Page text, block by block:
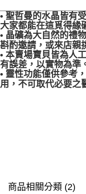
• 聖哲曼的水晶皆有
大家都能在這覓得緣
• 晶礦為大自然的禮
斟酌邀請，或來店親
• 本賣場寶貝皆為人
有誤差，以實物為準
• 靈性功能僅供參考
用，不可取代必要之
商品相關分類 (2)